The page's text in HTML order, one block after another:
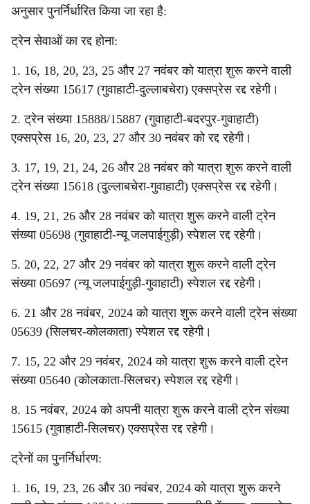
अनुसार पुनर्निर्धारित किया जा रहा है:
ट्रेन सेवाओं का रद्द होना:
1. 16, 18, 20, 23, 25 और 27 नवंबर को यात्रा शुरू करने वाली
ट्रेन संख्या 15617 (गुवाहाटी-दुल्लाबचेरा) एक्सप्रेस रद्द रहेगी।
2. ट्रेन संख्या 15888/15887 (गुवाहाटी-बदरपुर-गुवाहाटी)
एक्सप्रेस 16, 20, 23, 27 और 30 नवंबर को रद्द रहेगी।
3. 17, 19, 21, 24, 26 और 28 नवंबर को यात्रा शुरू करने वाली
ट्रेन संख्या 15618 (दुल्लाबचेरा-गुवाहाटी) एक्सप्रेस रद्द रहेगी।
4. 19, 21, 26 और 28 नवंबर को यात्रा शुरू करने वाली ट्रेन
संख्या 05698 (गुवाहाटी-न्यू जलपाईगुड़ी) स्पेशल रद्द रहेगी।
5. 20, 22, 27 और 29 नवंबर को यात्रा शुरू करने वाली ट्रेन
संख्या 05697 (न्यू जलपाईगुड़ी-गुवाहाटी) स्पेशल रद्द रहेगी।
6. 21 और 28 नवंबर, 2024 को यात्रा शुरू करने वाली ट्रेन संख्या
05639 (सिलचर-कोलकाता) स्पेशल रद्द रहेगी।
7. 15, 22 और 29 नवंबर, 2024 को यात्रा शुरू करने वाली ट्रेन
संख्या 05640 (कोलकाता-सिलचर) स्पेशल रद्द रहेगी।
8. 15 नवंबर, 2024 को अपनी यात्रा शुरू करने वाली ट्रेन संख्या
15615 (गुवाहाटी-सिलचर) एक्सप्रेस रद्द रहेगी।
ट्रेनों का पुनर्निर्धारण:
1. 16, 19, 23, 26 और 30 नवंबर, 2024 को यात्रा शुरू करने